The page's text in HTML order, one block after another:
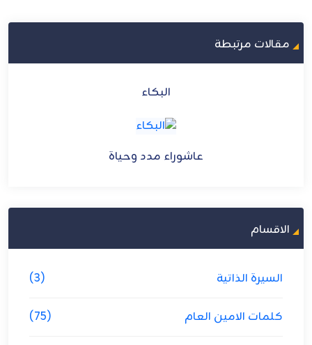
مقالات مرتبطة
البكاء
عاشوراء مدد وحياة
الاقسام
السيرة الذاتية (3)
كلمات الامين العام (75)